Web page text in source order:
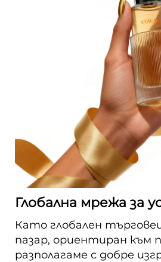
Глобална мрежа за
Като глобален
пазар, ориентиран към
разполагаме с добре